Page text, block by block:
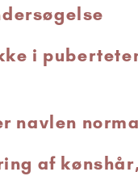
i
navlen
af